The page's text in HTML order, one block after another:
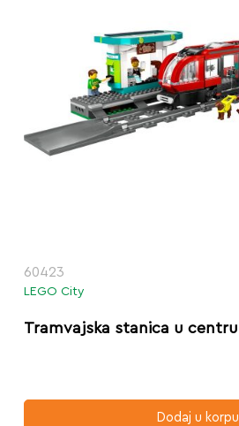
60423
LEGO City
Tramvajska stanica u centru
Dodaj u korpu